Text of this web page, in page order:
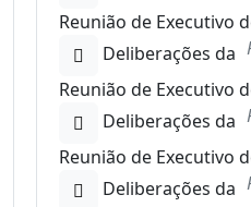
Reunião de Executivo
Deliberações da
Reunião de Executivo
Deliberações da
Reunião de Executivo
Deliberações da